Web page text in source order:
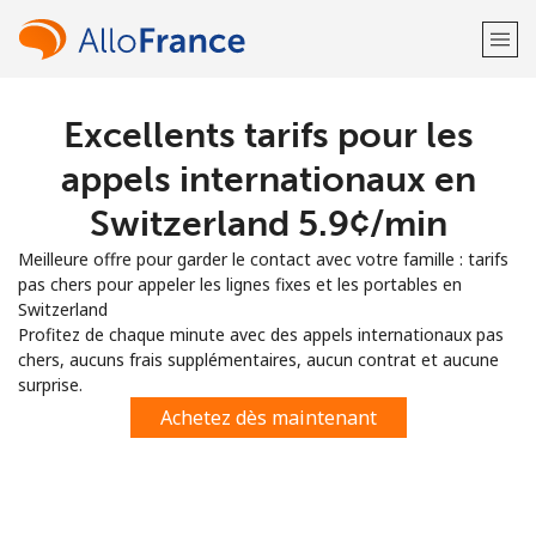
Bienvenue!
Vous avez déjà un compte?
S'enregistrer avec
ou
Excellents tarifs pour les
appels internationaux en
Switzerland ⁦5.9¢⁩/min
Meilleure offre pour garder le contact avec votre famille : tarifs
pas chers pour appeler les lignes fixes et les portables en
Switzerland
Profitez de chaque minute avec des appels internationaux pas
chers, aucuns frais supplémentaires, aucun contrat et aucune
surprise.
Achetez dès maintenant